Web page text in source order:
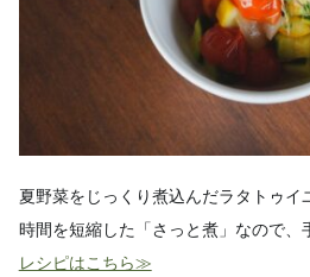
夏野菜をじっくり煮込んだラタトゥイ
時間を短縮した「さっと煮」なので、
レシピはこちら≫